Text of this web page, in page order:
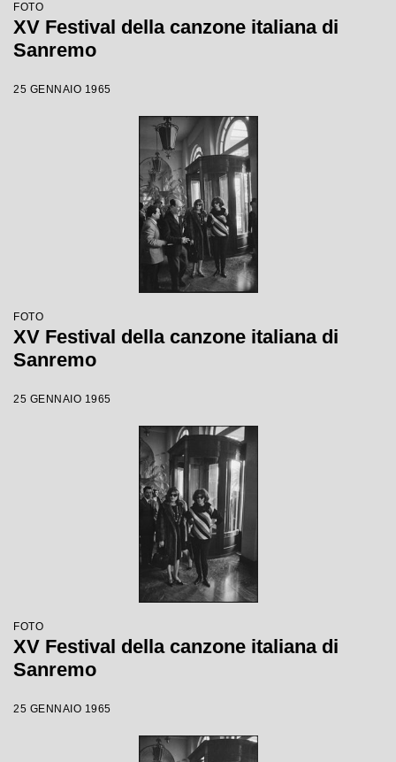
FOTO
XV Festival della canzone italiana di
Sanremo
25 GENNAIO 1965
FOTO
XV Festival della canzone italiana di
Sanremo
25 GENNAIO 1965
FOTO
XV Festival della canzone italiana di
Sanremo
25 GENNAIO 1965